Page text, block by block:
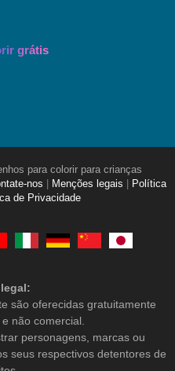
grátis
para colorir para crianças
nos Menções legais
Política
de Privacidade
são oferecidas gratuitamente
não comercial.
personagens, marcas ou
seus respectivos detentores de